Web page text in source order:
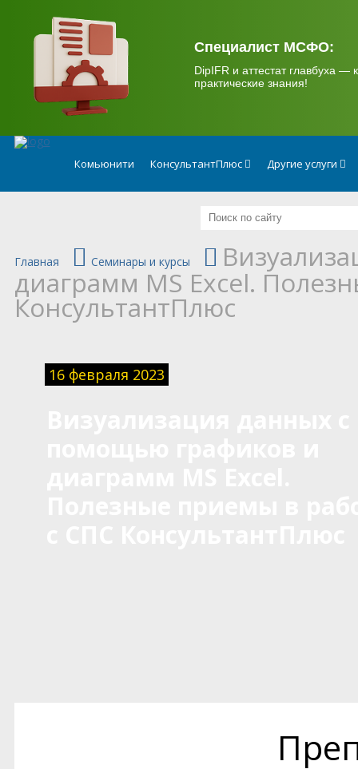
Специалист МСФО:
DipIFR и аттестат главбуха —
практические знания!
Комьюнити КонсультантПлюс Другие услуги
Главная Семинары и курсы
диаграмм MS Excel.
КонсультантПлюс
16 февраля 2023